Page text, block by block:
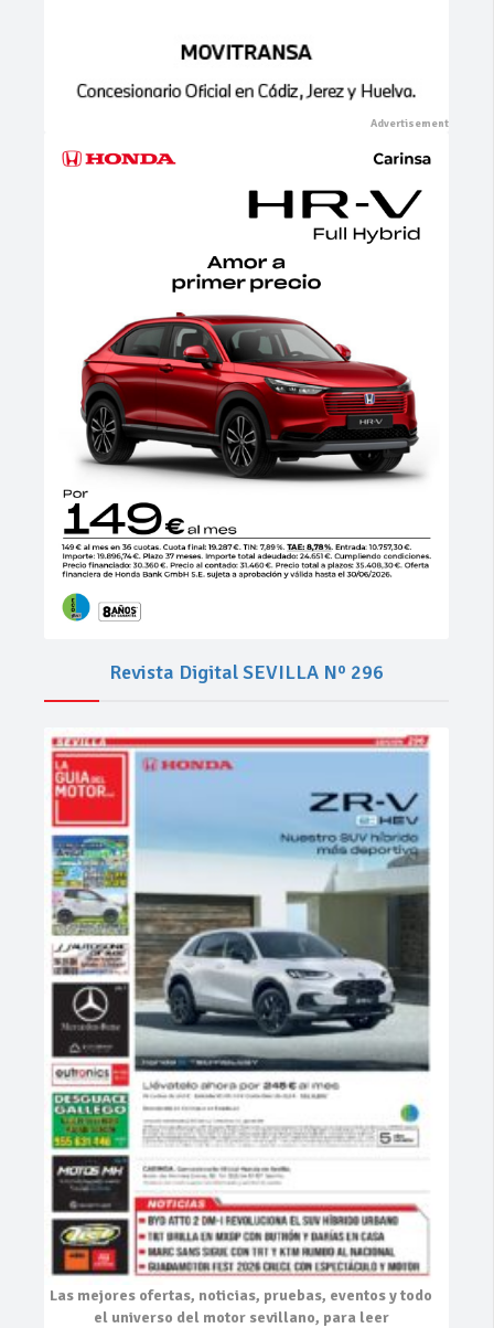
Revista Digital SEVILLA Nº 296
Las mejores ofertas, noticias, pruebas, eventosy todo
el universo del motor sevillano, para leer